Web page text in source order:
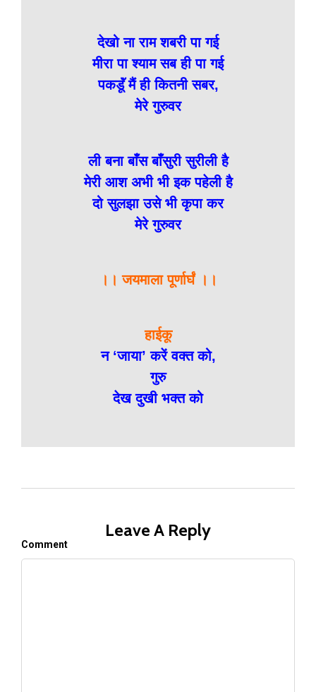
देखो ना राम शबरी पा गई
मीरा पा श्याम सब ही पा गई
पकडूॅं मैं ही कितनी सबर,
मेरे गुरुवर
ली बना बाँस बाँसुरी सुरीली है
मेरी आश अभी भी इक पहेली है
दो सुलझा उसे भी कृपा कर
मेरे गुरुवर
।। जयमाला पूर्णार्घं ।।
हाईकू
न ‘जाया’ करें वक्त को,
गुरु
देख दुखी भक्त को
Leave A Reply
Comment